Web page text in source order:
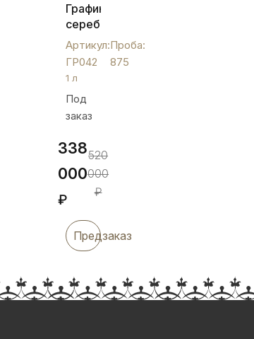
Графин
серебряный
с
красивой
лейкой
и
ручкой,
1 л,
Артикул:
ГР042
Проба:
875
1 л
Под
заказ
338
000
₽
520
000
₽
Предзаказ